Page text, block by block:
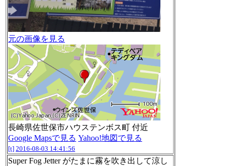
元の画像を見る
長崎県佐世保市ハウステンボス町 付近
Google Mapsで見る Yahoo!地図で見る
[t] 2016-08-03 14:41:56
Super Fog Jetter がたまに霧を吹き出して涼し